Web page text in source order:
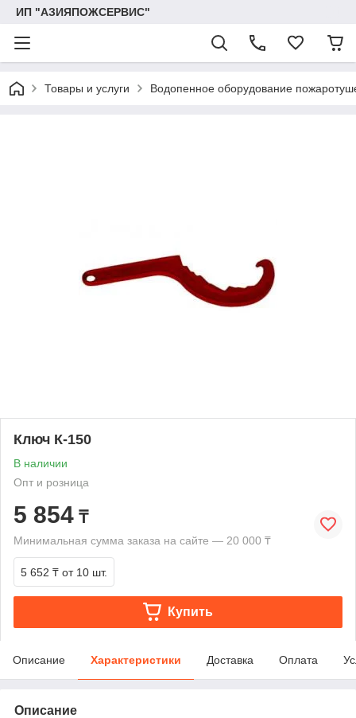
ИП "АЗИЯПОЖСЕРВИС"
Товары и услуги Водопенное оборудование
Ключ К-150
В наличии
Опт и розница
5 854 ₸
Минимальная сумма заказа на сайте — 20 000 ₸
5 652 ₸ от 10 шт.
Купить
Описание Характеристики Доставка Оплата
Описание